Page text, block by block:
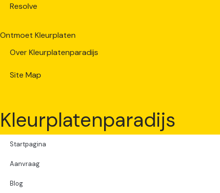
Resolve
Ontmoet Kleurplaten
Over Kleurplatenparadijs
Site Map
Kleurplatenparadijs
Startpagina
Aanvraag
Blog